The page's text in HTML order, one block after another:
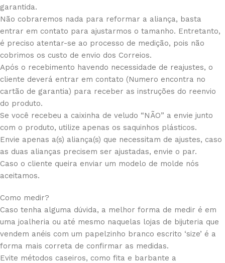
garantida.
Não cobraremos nada para reformar a aliança, basta
entrar em contato para ajustarmos o tamanho. Entretanto,
é preciso atentar-se ao processo de medição, pois não
cobrimos os custo de envio dos Correios.
Após o recebimento havendo necessidade de reajustes, o
cliente deverá entrar em contato (Numero encontra no
cartão de garantia) para receber as instruções do reenvio
do produto.
Se você recebeu a caixinha de veludo “NÃO” a envie junto
com o produto, utilize apenas os saquinhos plásticos.
Envie apenas a(s) aliança(s) que necessitam de ajustes, caso
as duas alianças precisem ser ajustadas, envie o par.
Caso o cliente queira enviar um modelo de molde nós
aceitamos.
Como medir?
Caso tenha alguma dúvida, a melhor forma de medir é em
uma joalheria ou até mesmo naquelas lojas de bijuteria que
vendem anéis com um papelzinho branco escrito ‘size’ é a
forma mais correta de confirmar as medidas.
Evite métodos caseiros, como fita e barbante a